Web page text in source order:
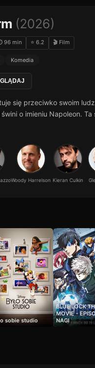
(2026)
96 min ⭐ 6.2 🎬 Film
Komedia
się przeciwko swoim
świni o imieniu Napoleon.
Woody Harrelson Kieran Culkin
sobie studio
BLUE LOCK
MOVIE -
NAGI